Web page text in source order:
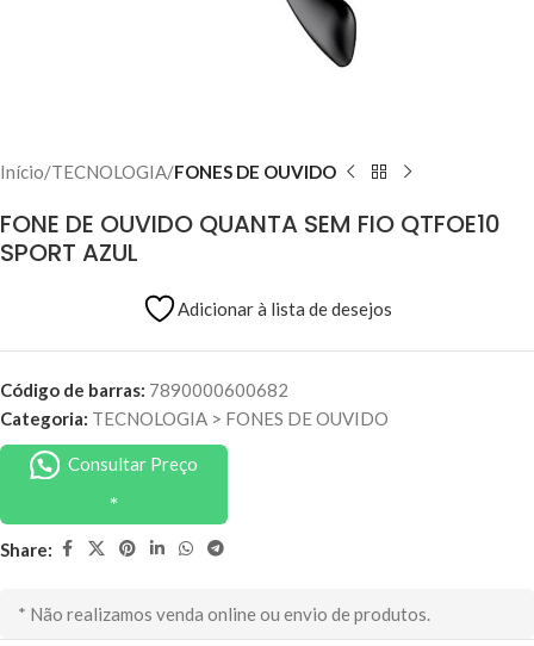
Início TECNOLOGIA FONES DE OUVIDO
FONE DE OUVIDO QUANTA SEM FIO QTFOE10
SPORT AZUL
Adicionar à lista de desejos
Código de barras: 7890000600682
Categoria: TECNOLOGIA > FONES DE OUVIDO
Consultar Preço
Share:
* Não realizamos venda online ou envio de produtos.